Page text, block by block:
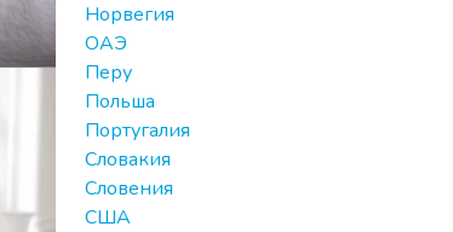
Норвегия
ОАЭ
Перу
Польша
Португалия
Словакия
Словения
США